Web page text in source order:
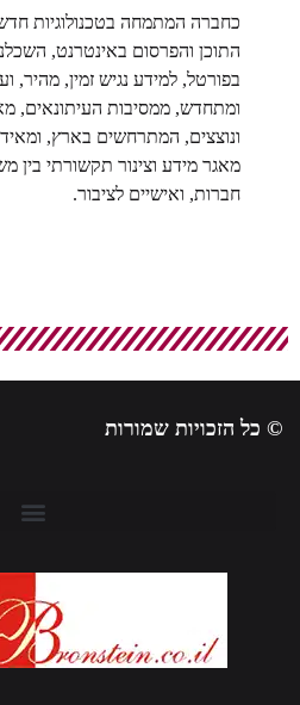
כחברה המתמחה בטכנולוגיות
התוכן והפרסום באינטרנט, השכלנו
בפורטל, למידע נגיש זמין, מהיר,
ומתחדש, ממסיבות העיתונאים,
ונוצצים, המתרחשים בארץ, ומאידך
מאגר מידע וצינור תקשורתי בין
חברות, ואישיים לציבור.
כל הזכויות שמורות